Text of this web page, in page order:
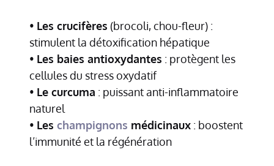
• Les crucifères (brocoli, chou-fleur) :
stimulent la détoxification hépatique
• Les baies antioxydantes : protègent les
cellules du stress oxydatif
• Le curcuma : puissant anti-inflammatoire
naturel
• Les champignons médicinaux : boostent
l’immunité et la régénération